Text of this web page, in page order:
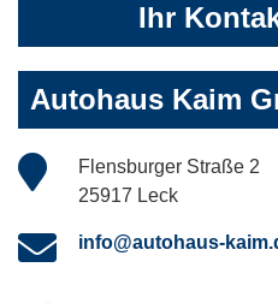
Ihr
Autohaus Kaim
Flensburger Straße 2
25917 Leck
info@autohaus-